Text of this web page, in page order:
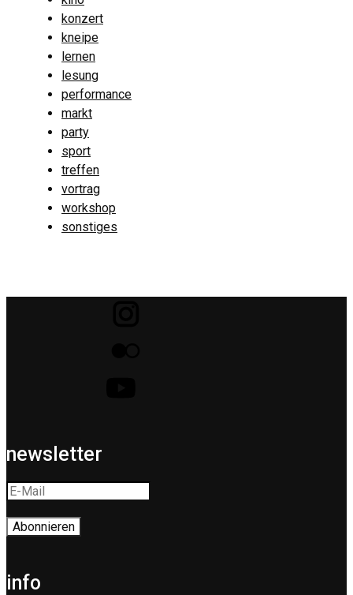
konzert
kneipe
lernen
lesung
performance
markt
party
sport
treffen
vortrag
workshop
sonstiges
newsletter
info